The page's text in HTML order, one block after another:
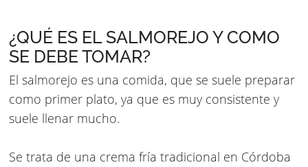
¿QUÉ ES EL SALMOREJO Y COMO
SE DEBE TOMAR?
El salmorejo es una comida, que se suele preparar
como primer plato, ya que es muy consistente y
suele llenar mucho.
Se trata de una crema fría tradicional en Córdoba